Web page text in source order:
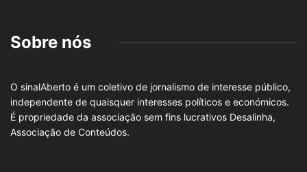
Sobre nós
O sinalAberto é um coletivo de jornalismo de interesse público,
independente de quaisquer interesses políticos e económicos.
É propriedade da associação sem fins lucrativos Desalinha,
Associação de Conteúdos.